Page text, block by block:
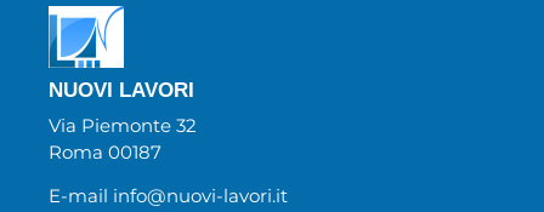
NUOVI LAVORI
Via Piemonte 32
Roma 00187
E-mail info@nuovi-lavori.it